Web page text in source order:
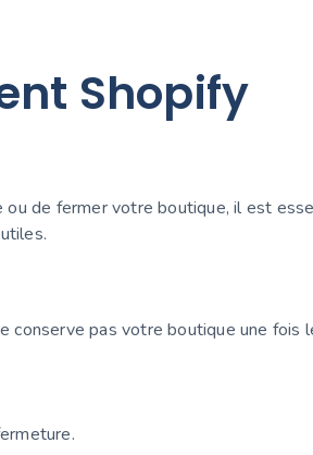
Shopify
ou de fermer votre boutique, il est
conserve pas votre boutique une fois